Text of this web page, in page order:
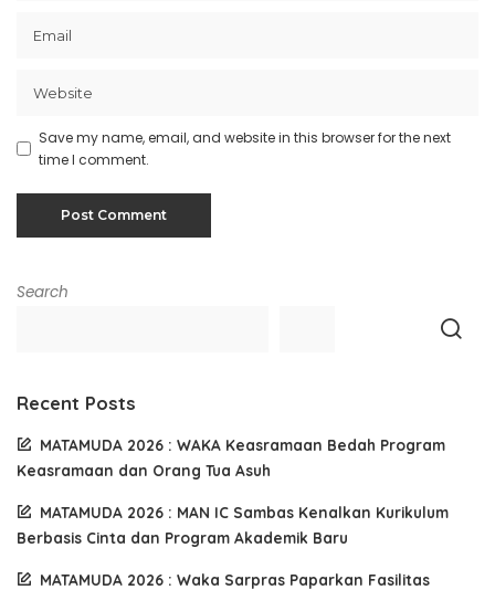
Save my name, email, and website in this browser for the next
time I comment.
Search
Recent Posts
MATAMUDA 2026 : WAKA Keasramaan Bedah Program
Keasramaan dan Orang Tua Asuh
MATAMUDA 2026 : MAN IC Sambas Kenalkan Kurikulum
Berbasis Cinta dan Program Akademik Baru
MATAMUDA 2026 : Waka Sarpras Paparkan Fasilitas